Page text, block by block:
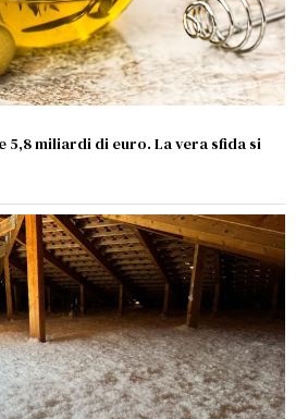
5,8 miliardi di euro. La vera sfida si